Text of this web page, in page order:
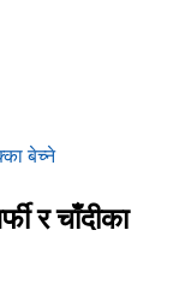
बेच्ने
र चाँदीका